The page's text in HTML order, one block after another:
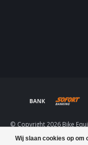
Wij slaan cookies op om
© Copyright 2026 Bike